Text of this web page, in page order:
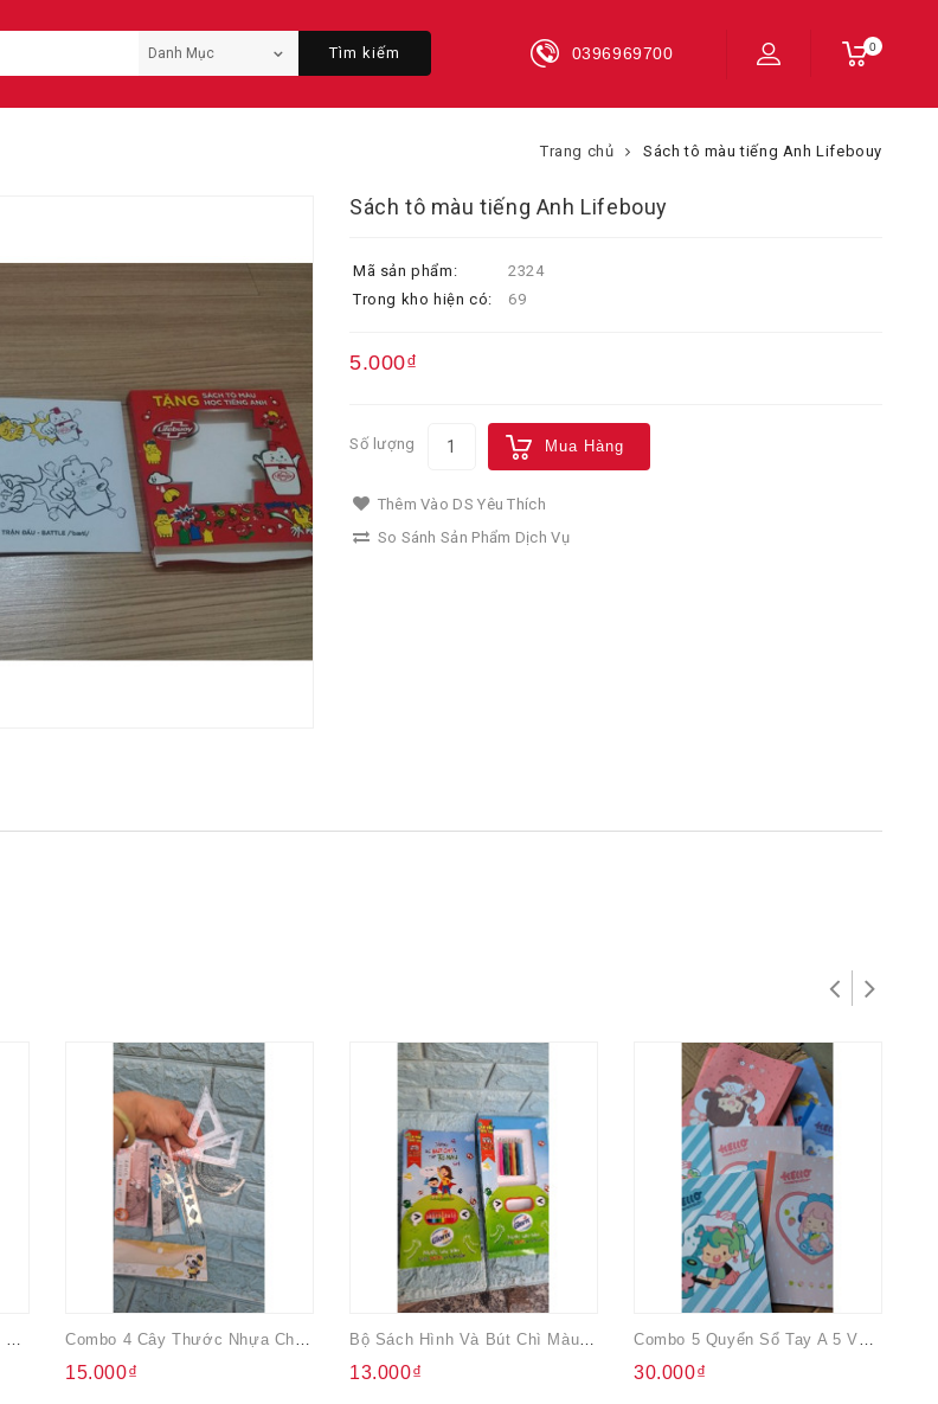
0
0396969700
Tìm kiếm
Trang chủ Sách tô màu tiếng Anh Lifebouy
Sách tô màu tiếng Anh Lifebouy
Mã sản phẩm:
2324
Trong kho hiện có:
69
5.000₫
Số lượng Mua Hàng
Thêm Vào DS Yêu Thích
So Sánh Sản Phẩm Dịch Vụ
15.000₫ 13.000₫ 30.000₫